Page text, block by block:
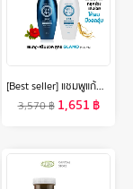
[Best seller] แชมพูแก้ผมร่วง แทงกีโมรี สูตรแกลมโม Daeng Gi Meo Ri GLAMO Shampoo/Treatment400 ml ช่วยเพิ่มวอลลุ่ม สูตรอ่อนโยน (DG)
3,570฿ 1,651 ฿